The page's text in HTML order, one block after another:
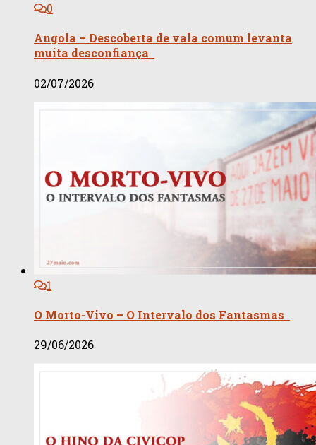
0
Angola – Descoberta de vala comum levanta
muita desconfiança
02/07/2026
1
O Morto-Vivo – O Intervalo dos Fantasmas
29/06/2026